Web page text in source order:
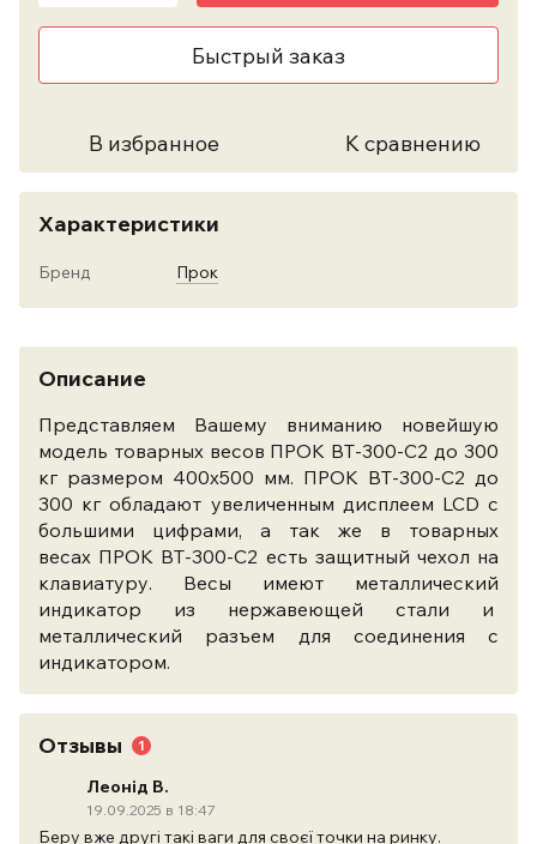
Быстрый заказ
В избранное К сравнению
Характеристики
Бренд Прок
Описание
Представляем Вашему вниманию новейшую
модель товарных весов ПРОК ВТ-300-С2 до 300
кг размером 400х500 мм. ПРОК ВТ-300-С2 до
300 кг обладают увеличенным дисплеем LCD с
большими цифрами, а так же в товарных
весах ПРОК ВТ-300-С2 есть защитный чехол на
клавиатуру. Весы имеют металлический
индикатор из нержавеющей стали и
металлический разъем для соединения с
индикатором.
Отзывы 1
Леонід В.
19.09.2025 в 18:47
Беру вже другі такі ваги для своєї точки на ринку.